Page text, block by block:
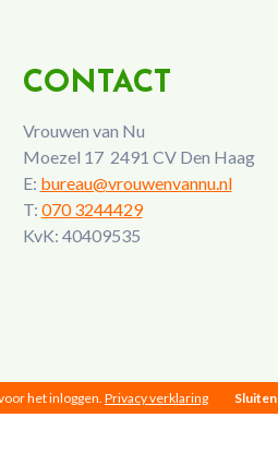
CONTACT
Vrouwen van Nu
Moezel 17 2491 CV Den Haag
E: bureau@vrouwenvannu.nl
T: 070 3244429
KvK: 40409535
het inloggen. Privacy verklaring Sluiten